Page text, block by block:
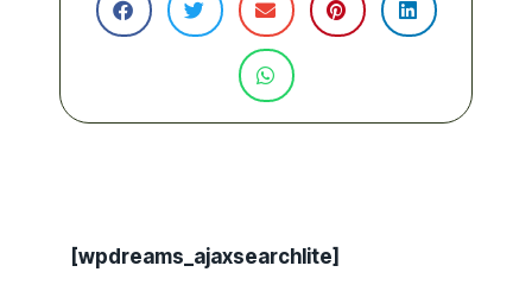
[wpdreams_ajaxsearchlite]